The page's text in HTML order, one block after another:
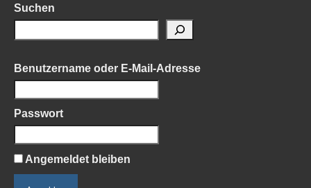
Suchen
Benutzername oder E-Mail-Adresse
Passwort
Angemeldet bleiben